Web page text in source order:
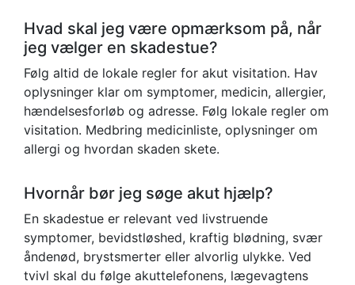
Hvad skal jeg være opmærksom på, når
jeg vælger en skadestue?
Følg altid de lokale regler for akut visitation. Hav
oplysninger klar om symptomer, medicin, allergier,
hændelsesforløb og adresse. Følg lokale regler om
visitation. Medbring medicinliste, oplysninger om
allergi og hvordan skaden skete.
Hvornår bør jeg søge akut hjælp?
En skadestue er relevant ved livstruende
symptomer, bevidstløshed, kraftig blødning, svær
åndenød, brystsmerter eller alvorlig ulykke. Ved
tvivl skal du følge akuttelefonens, lægevagtens